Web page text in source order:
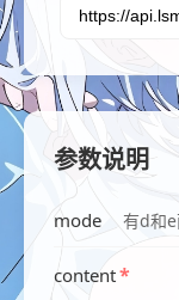
参数说明
mode 有d和
content*